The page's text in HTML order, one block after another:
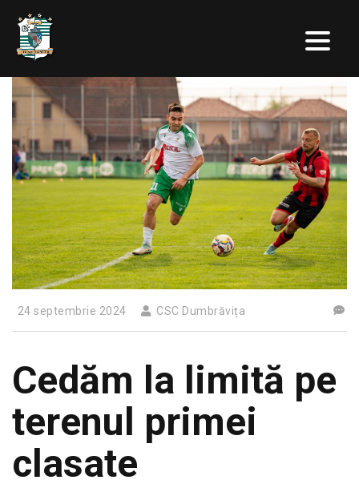
24 septembrie 2024 CSC Dumbrăvița
Cedăm la limită pe
terenul primei
clasate